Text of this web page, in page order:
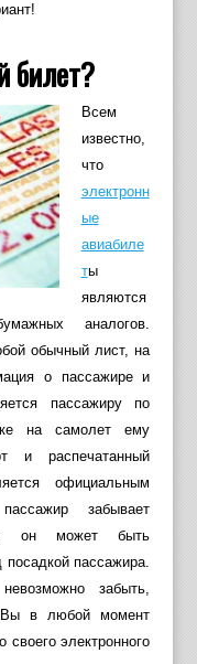
билет?
Всем
известно,
что
электронн
ые
авиабиле
ты
являются
аналогов.
обычный лист, на
о пассажире и
пассажиру по
на самолет ему
и распечатанный
официальным
забывает
он может быть
посадкой пассажира.
забыть,
Вы в любой момент
своего электронного